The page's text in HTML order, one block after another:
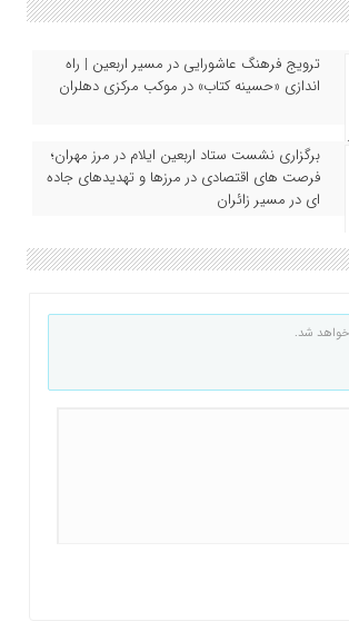
ترویج فرهنگ عاشورایی در مسیر اربعین | راه‌
اندازی «حسینه کتاب» در موکب مرکزی دهلران
برگزاری نشست ستاد اربعین ایلام در مرز مهران؛
فرصت‌ های اقتصادی در مرزها و تهدیدهای جاده‌
ای در مسیر زائران
خواهد شد.